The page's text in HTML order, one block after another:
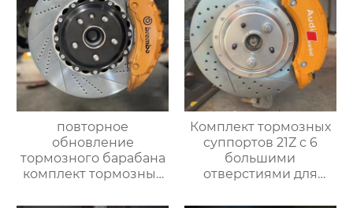
повторное
обновление
тормозного барабана
комплект тормозных
Комплект тормозных
суппортов 21Z с 6
большими
отверстиями для